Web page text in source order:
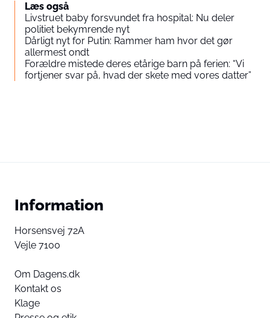
Læs også
Livstruet baby forsvundet fra hospital: Nu deler
politiet bekymrende nyt
Dårligt nyt for Putin: Rammer ham hvor det gør
allermest ondt
Forældre mistede deres etårige barn på ferien: “Vi
fortjener svar på, hvad der skete med vores datter”
Information
Horsensvej 72A
Vejle 7100
Om Dagens.dk
Kontakt os
Klage